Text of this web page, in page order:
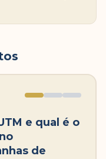
e qual é o
de